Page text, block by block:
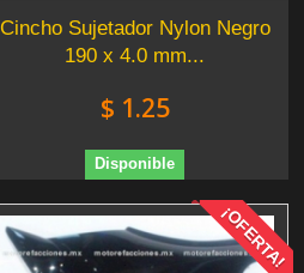
Cincho Sujetador Nylon Negro
190 x 4.0 mm...
$ 1.25
Disponible
¡OFERTA!